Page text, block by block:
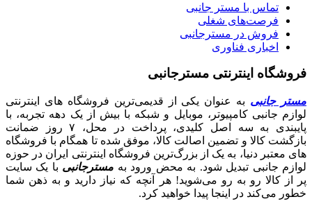
تماس با مستر جانبی
فرصت‌های شغلی
فروش در مسترجانبی
اخباری فناوری
فروشگاه اینترنتی مسترجانبی
مستر جانبی به عنوان یکی از قدیمی‌ترین فروشگاه های اینترنتی
لوازم جانبی کامپیوتر، موبایل و شبکه با بیش از یک دهه تجربه، با
پایبندی به سه اصل کلیدی، پرداخت در محل، ۷ روز ضمانت
بازگشت کالا و تضمین اصالت کالا، موفق شده تا همگام با فروشگاه‌
های معتبر دنیا، به یک از بزرگ‌ترین فروشگاه اینترنتی ایران در حوزه
لوازم جانبی تبدیل شود. به محض ورود به مسترجانبی با یک سایت
پر از کالا رو به رو می‌شوید! هر آنچه که نیاز دارید و به ذهن شما
خطور می‌کند در اینجا پیدا خواهید کرد.